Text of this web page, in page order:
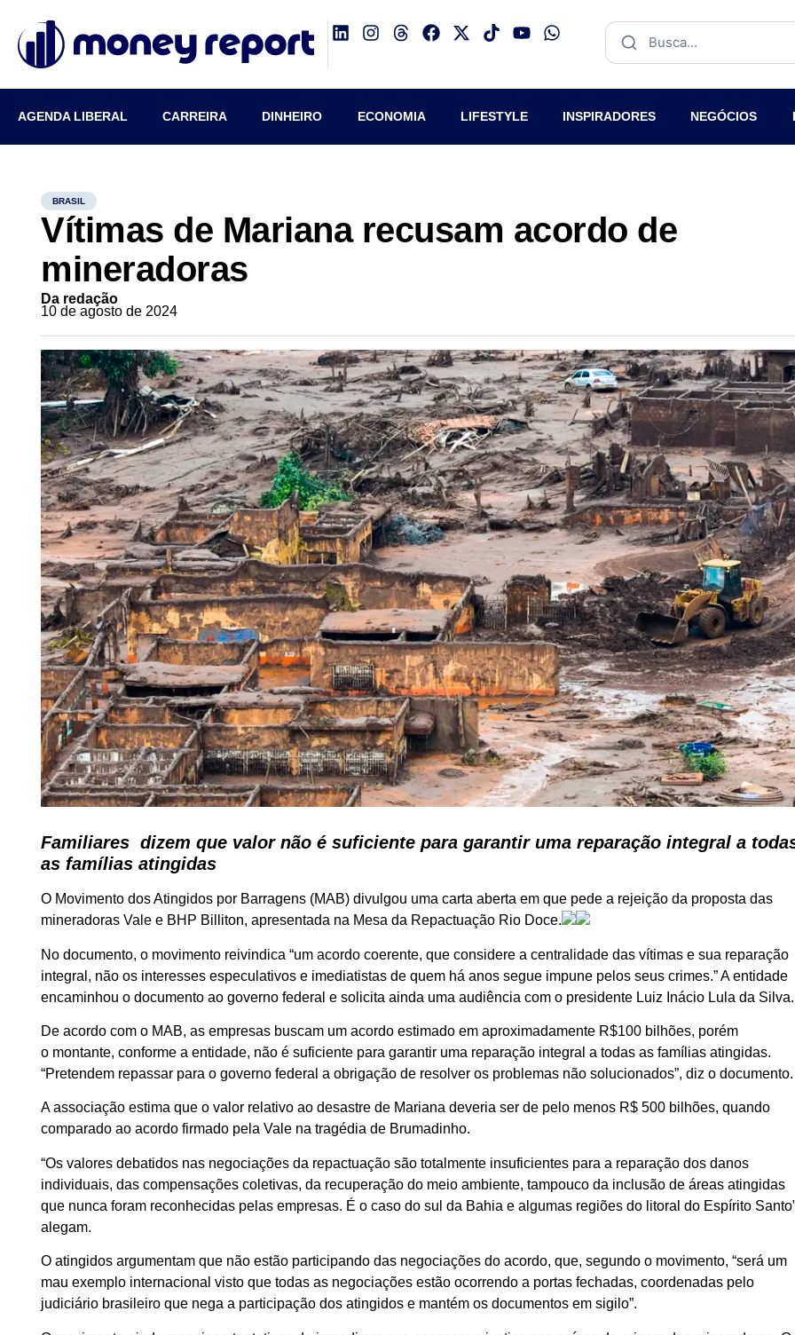
AGENDA LIBERAL CARREIRA DINHEIRO ECONOMIA LIFESTYLE INSPIRADORES NEGÓCIOS
BRASIL
Vítimas de Mariana recusam acordo de
mineradoras
Da redação
10 de agosto de 2024
Familiares dizem que valor não é suficiente para garantir uma reparação integral a
as famílias atingidas
O Movimento dos Atingidos por Barragens (MAB) divulgou uma carta aberta em que pede a rejeição da proposta das
mineradoras Vale e BHP Billiton, apresentada na Mesa da Repactuação Rio Doce.
No documento, o movimento reivindica “um acordo coerente, que considere a centralidade das vítimas e sua reparação
integral, não os interesses especulativos e imediatistas de quem há anos segue impune pelos seus crimes.” A entidade
encaminhou o documento ao governo federal e solicita ainda uma audiência com o presidente Luiz Inácio Lula da Silva.
De acordo com o MAB, as empresas buscam um acordo estimado em aproximadamente R$100 bilhões, porém
o montante, conforme a entidade, não é suficiente para garantir uma reparação integral a todas as famílias atingidas.
“Pretendem repassar para o governo federal a obrigação de resolver os problemas não solucionados”, diz o documento.
A associação estima que o valor relativo ao desastre de Mariana deveria ser de pelo menos R$ 500 bilhões, quando
comparado ao acordo firmado pela Vale na tragédia de Brumadinho.
“Os valores debatidos nas negociações da repactuação são totalmente insuficientes para a reparação dos danos
individuais, das compensações coletivas, da recuperação do meio ambiente, tampouco da inclusão de áreas atingidas
que nunca foram reconhecidas pelas empresas. É o caso do sul da Bahia e algumas regiões do litoral do Espírito
alegam.
O atingidos argumentam que não estão participando das negociações do acordo, que, segundo o movimento, “será um
mau exemplo internacional visto que todas as negociações estão ocorrendo a portas fechadas, coordenadas pelo
judiciário brasileiro que nega a participação dos atingidos e mantém os documentos em sigilo”.